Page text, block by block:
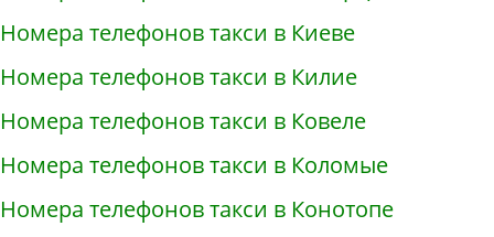
Номера телефонов такси в Киеве
Номера телефонов такси в Килие
Номера телефонов такси в Ковеле
Номера телефонов такси в Коломые
Номера телефонов такси в Конотопе